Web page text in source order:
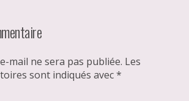
mail ne sera pas publiée. Les
sont indiqués avec*